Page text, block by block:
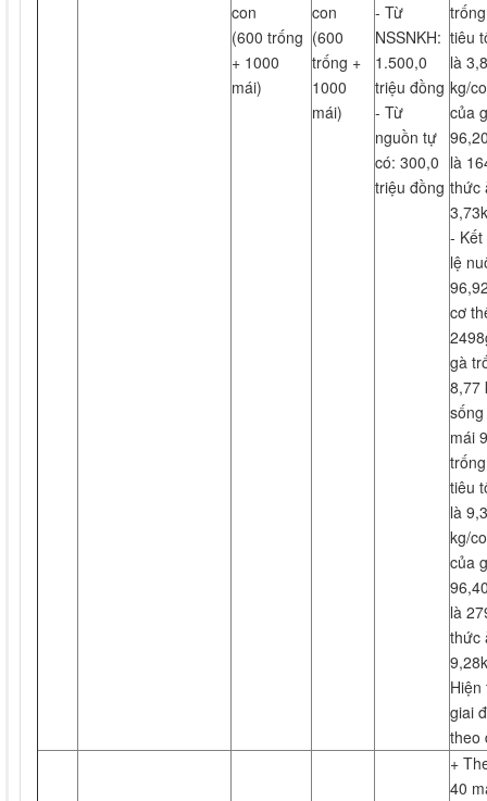
con
(600 trống
+ 1000
mái)
con
(600
trống +
1000
mái)
- Từ
NSSNKH:
1.500,0
triệu đồng
- Từ
nguồn tự
có: 300,0
triệu đồng
tiêu
là
kg/
của
là
thức
- Kết
lệ
cơ
gà
8,77
mái
tiêu
là
kg/
của
là
thức
giai
theo
+
40